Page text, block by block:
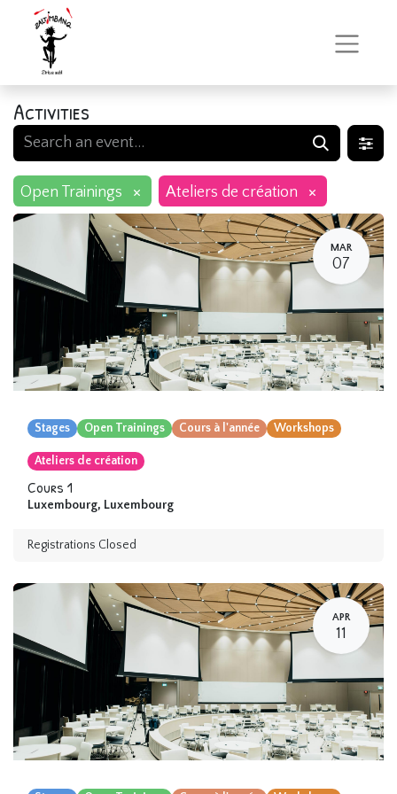
Activities
Open Trainings × Ateliers de création ×
MAR
07
Stages Open Trainings Cours à l'année Workshops
Ateliers de création
Cours 1
Luxembourg, Luxembourg
Registrations Closed
APR
11